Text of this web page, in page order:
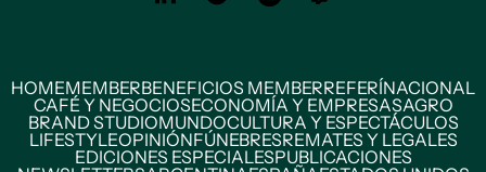
HOMEMEMBERBENEFICIOS MEMBERREFERÍNACIONAL
CAFÉ Y NEGOCIOSECONOMÍA Y EMPRESASAGRO
BRAND STUDIOMUNDOCULTURA Y ESPECTÁCULOS
LIFESTYLEOPINIÓNFÚNEBRESREMATES Y LEGALES
EDICIONES ESPECIALESPUBLICACIONES